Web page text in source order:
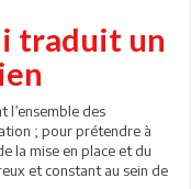
traduit un
l’ensemble des
; pour prétendre à
la mise en place et du
et constant au sein de